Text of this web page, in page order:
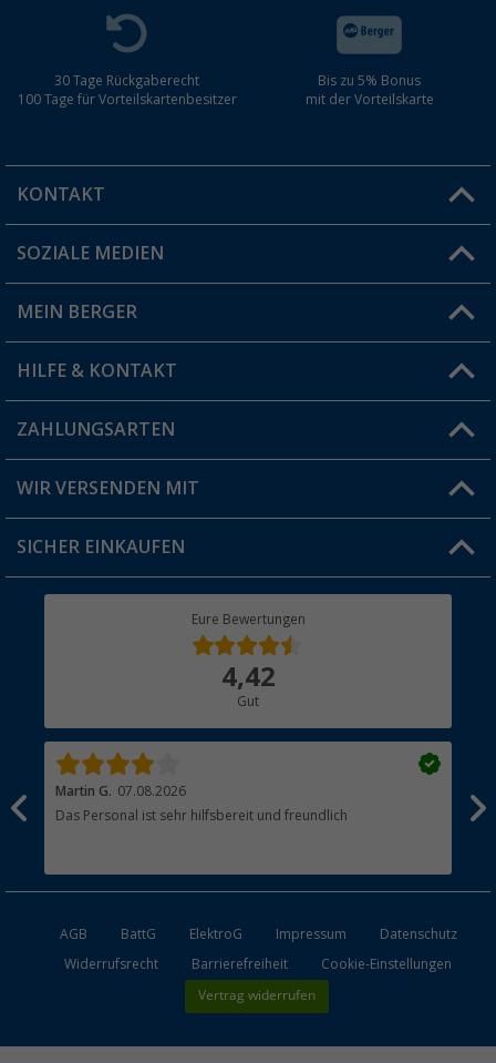
30 Tage Rückgaberecht
100 Tage für Vorteilskartenbesitzer
Bis zu 5% Bonus
mit der Vorteilskarte
KONTAKT
Du hast eine Frage?
Filiale finden
SOZIALE MEDIEN
MEIN BERGER
Vorteilskarte
Blog
Jobs & Karriere
HILFE & KONTAKT
FAQ & Kontakt
Versandinformationen
Rücksendung
ZAHLUNGSARTEN
WIR VERSENDEN MIT
SICHER EINKAUFEN
Eure Bewertungen
4,42
Gut
Martin G. 07.08.2026
Das Personal ist sehr hilfsbereit und freundlich
AGB BattG ElektroG Impressum
Datenschutz
Widerrufsrecht
Barrierefreiheit Cookie-Einstellungen
Vertrag widerrufen